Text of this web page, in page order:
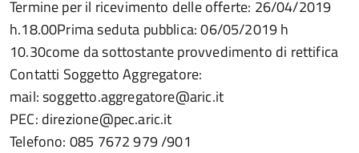
Termine per il ricevimento delle offerte: 26/04/2019
h.18.00Prima seduta pubblica: 06/05/2019 h
10.30come da sottostante provvedimento di rettifica
Contatti Soggetto Aggregatore:
mail: soggetto.aggregatore@aric.it
PEC: direzione@pec.aric.it
Telefono: 085 7672 979 /901